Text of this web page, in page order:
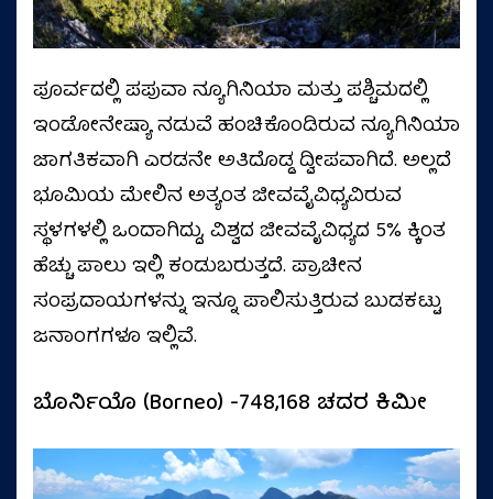
ಪೂರ್ವದಲ್ಲಿ ಪಪುವಾ ನ್ಯೂಗಿನಿಯಾ ಮತ್ತು ಪಶ್ಚಿಮದಲ್ಲಿ
ಇಂಡೋನೇಷ್ಯಾ ನಡುವೆ ಹಂಚಿಕೊಂಡಿರುವ ನ್ಯೂಗಿನಿಯಾ
ಜಾಗತಿಕವಾಗಿ ಎರಡನೇ ಅತಿದೊಡ್ಡ ದ್ವೀಪವಾಗಿದೆ. ಅಲ್ಲದೆ
ಭೂಮಿಯ ಮೇಲಿನ ಅತ್ಯಂತ ಜೀವವೈವಿಧ್ಯವಿರುವ
ಸ್ಥಳಗಳಲ್ಲಿ ಒಂದಾಗಿದ್ದು, ವಿಶ್ವದ ಜೀವವೈವಿಧ್ಯದ 5% ಕ್ಕಿಂತ
ಹೆಚ್ಚು ಪಾಲು ಇಲ್ಲಿ ಕಂಡುಬರುತ್ತದೆ. ಪ್ರಾಚೀನ
ಸಂಪ್ರದಾಯಗಳನ್ನು ಇನ್ನೂ ಪಾಲಿಸುತ್ತಿರುವ ಬುಡಕಟ್ಟು
ಜನಾಂಗಗಳೂ ಇಲ್ಲಿವೆ.
ಬೊರ್ನಿಯೊ (Borneo) -748,168 ಚದರ ಕಿಮೀ